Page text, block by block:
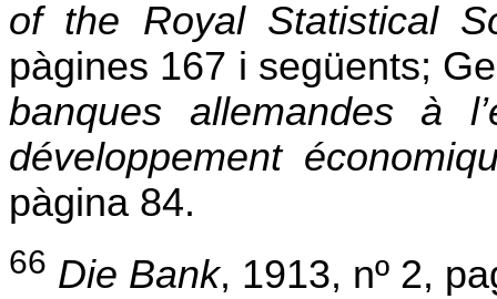
of the Royal Statistical
pàgines 167 i següents;
banques allemandes à
développement
pàgina 84.
66 Die Bank, 1913, nº 2,